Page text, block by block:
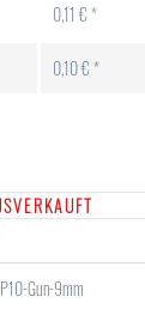
0,11 € *
0,10 € *
P10-Gun-9mm